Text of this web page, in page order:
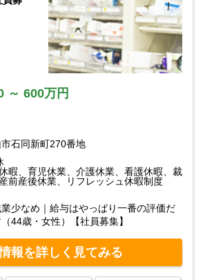
～ 600万円
石同新町270番地
暇、育児休業、介護休業、看護休暇、裁
前産後休業、リフレッシュ休暇制度
少なめ｜給与はやっぱり一番の評価だ
44歳・女性）【社員募集】
報を詳しく見てみる